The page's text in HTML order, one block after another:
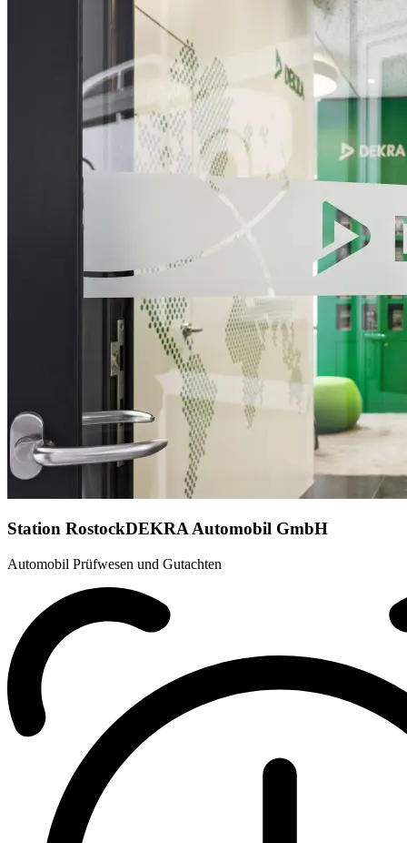
Station RostockDEKRA Automobil GmbH
Automobil Prüfwesen und Gutachten